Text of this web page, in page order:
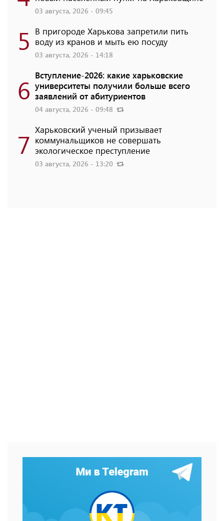
03 августа, 2026 - 09:45
5 В пригороде Харькова запретили пить
воду из кранов и мыть ею посуду
03 августа, 2026 - 14:18
6 Вступление-2026: какие харьковские
университеты получили больше всего
заявлений от абитуриентов
04 августа, 2026 - 09:48
7 Харьковский ученый призывает
коммунальщиков не совершать
экологическое преступление
03 августа, 2026 - 13:20